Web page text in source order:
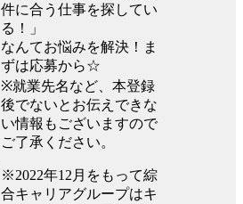
件に合う仕事を探してい
る！」
なんてお悩みを解決！ま
ずは応募から☆
※就業先名など、本登録
後でないとお伝えできな
い情報もございますので
ご了承ください。
※2022年12月をもって綜
合キャリアグループはキ